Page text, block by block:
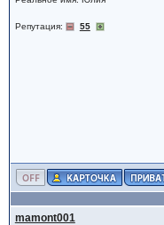
Репутация: 55
mamont001